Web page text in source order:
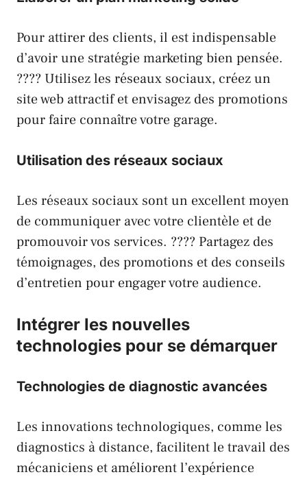
Pour attirer des clients, il est indispensable
d’avoir une stratégie marketing bien pensée.
???? Utilisez les réseaux sociaux, créez un
site web attractif et envisagez des promotions
pour faire connaître votre garage.
Utilisation des réseaux sociaux
Les réseaux sociaux sont un excellent moyen
de communiquer avec votre clientèle et de
promouvoir vos services. ???? Partagez des
témoignages, des promotions et des conseils
d’entretien pour engager votre audience.
Intégrer les nouvelles
technologies pour se démarquer
Technologies de diagnostic avancées
Les innovations technologiques, comme les
diagnostics à distance, facilitent le travail des
mécaniciens et améliorent l’expérience